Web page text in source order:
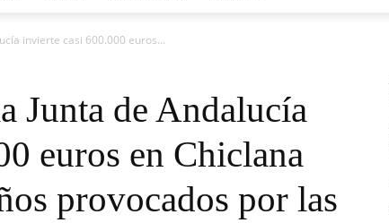
invierte casi 600.000 euros...
Junta de Andalucía
euros en Chiclana
provocados por las